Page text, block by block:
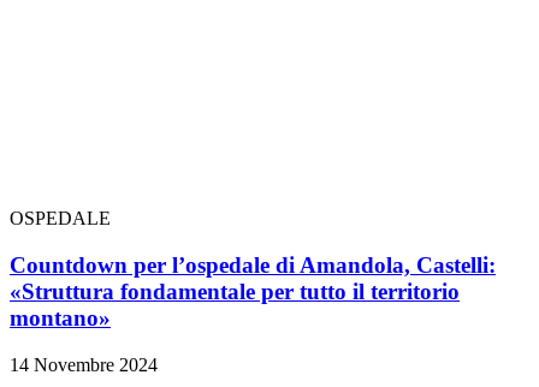
OSPEDALE
Countdown per l’ospedale di Amandola, Castelli:
«Struttura fondamentale per tutto il territorio
montano»
14 Novembre 2024